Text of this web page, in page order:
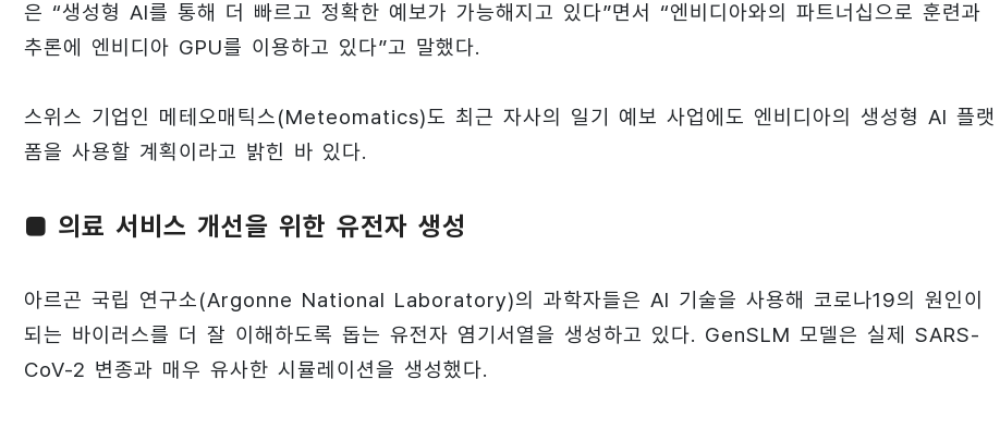
은 “생성형 AI를 통해 더 빠르고 정확한 예보가 가능해지고 있다”면서 “엔비디아와의 파트너십으로 훈련과
추론에 엔비디아 GPU를 이용하고 있다”고 말했다.
스위스 기업인 메테오매틱스(Meteomatics)도 최근 자사의 일기 예보 사업에도 엔비디아의 생성형 AI 플랫
폼을 사용할 계획이라고 밝힌 바 있다.
■ 의료 서비스 개선을 위한 유전자 생성
아르곤 국립 연구소(Argonne National Laboratory)의 과학자들은 AI 기술을 사용해 코로나19의 원인이
되는 바이러스를 더 잘 이해하도록 돕는 유전자 염기서열을 생성하고 있다. GenSLM 모델은 실제 SARS-
CoV-2 변종과 매우 유사한 시뮬레이션을 생성했다.